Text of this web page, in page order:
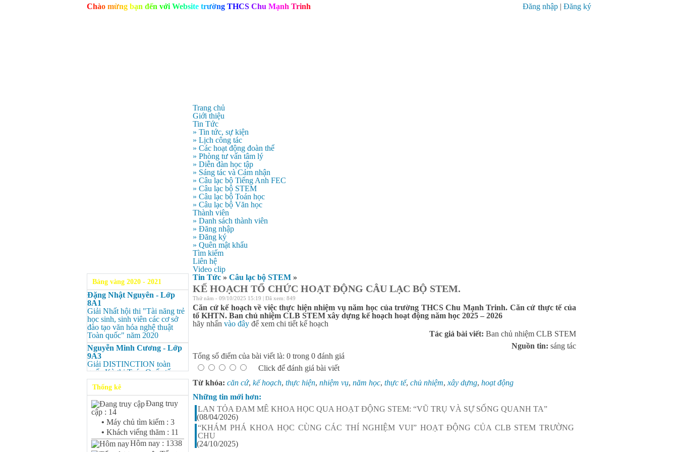
Chào mừng bạn đến với Website trường THCS Chu Mạnh Trinh Đăng nhập | Đăng ký
Trang chủ
Giới thiệu
Tin Tức
» Tin tức, sự kiện
» Lịch công tác
» Các hoạt động đoàn thể
» Phòng tư vấn tâm lý
» Diễn đàn học tập
» Sáng tác và Cảm nhận
» Câu lạc bộ Tiếng Anh FEC
» Câu lạc bộ STEM
» Câu lạc bộ Toán học
» Câu lạc bộ Văn học
Thành viên
» Danh sách thành viên
» Đăng nhập
» Đăng ký
» Quên mật khẩu
Tìm kiếm
Liên hệ
Video clip
Bảng vàng 2020 - 2021
Đặng Nhật Nguyên - Lớp
8A1
Giải Nhất hội thi "Tài năng trẻ
học sinh, sinh viên các cơ sở
đào tạo văn hóa nghệ thuật
Toàn quốc" năm 2020
Nguyễn Minh Cương - Lớp
9A3
Giải DISTINCTION toàn
quốc Kỳ thi Toán Quốc tế
Kangaroo – IKMC 2020
Nguyễn Minh Cương - Lớp
9A3
Giải Ba kỳ thi chọn HSG cấp
tỉnh môn Toán.
Bùi Quang Minh - Lớp 9A3
Giải DISTINCTION Toàn
quốc Kỳ thi Toán Quốc tế
Thống kê
Đang truy
cập : 14
• Máy chủ tìm kiếm : 3
• Khách viếng thăm : 11
Hôm nay : 1338
Tin Tức » Câu lạc bộ STEM »
KẾ HOẠCH TỔ CHỨC HOẠT ĐỘNG CÂU LẠC BỘ STEM.
Thứ năm - 09/10/2025 15:19 | Đã xem: 849
Căn cứ kế hoạch về việc thực hiện nhiệm vụ năm học của trường THCS Chu Mạnh Trinh. Căn cứ thực tế của
tổ KHTN. Ban chủ nhiệm CLB STEM xây dựng kế hoạch hoạt động năm học 2025 – 2026
hãy nhấn vào đây để xem chi tiết kế hoạch
Tác giả bài viết: Ban chủ nhiệm CLB STEM
Nguồn tin: sáng tác
Tổng số điểm của bài viết là: 0 trong 0 đánh giá
Click để đánh giá bài viết
Từ khóa: căn cứ, kế hoạch, thực hiện, nhiệm vụ, năm học, thực tế, chủ nhiệm, xây dựng, hoạt động
Những tin mới hơn:
LAN TỎA ĐAM MÊ KHOA HỌC QUA HOẠT ĐỘNG STEM: “VŨ TRỤ VÀ SỰ SỐNG QUANH TA”
(08/04/2026)
“KHÁM PHÁ KHOA HỌC CÙNG CÁC THÍ NGHIỆM VUI” HOẠT ĐỘNG CỦA CLB STEM TRƯỜNG
CHU
(24/10/2025)